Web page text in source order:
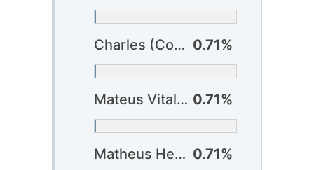
Charles (Corinthians) 0.71%
Mateus Vital (Cruzeiro) ? 0.71%
Matheus Henrique (Cruzeiro) 0.71%